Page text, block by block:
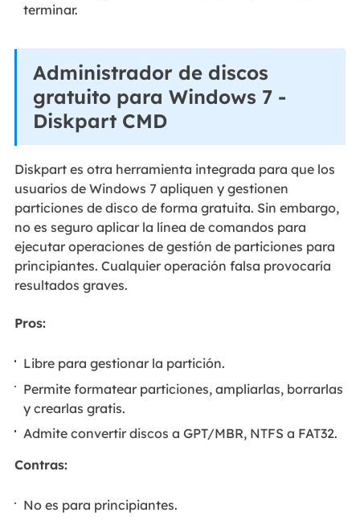
terminar.
Administrador de discos
gratuito para Windows 7 -
Diskpart CMD
Diskpart es otra herramienta integrada para que los
usuarios de Windows 7 apliquen y gestionen
particiones de disco de forma gratuita. Sin embargo,
no es seguro aplicar la línea de comandos para
ejecutar operaciones de gestión de particiones para
principiantes. Cualquier operación falsa provocaría
resultados graves.
Pros:
Libre para gestionar la partición.
Permite formatear particiones, ampliarlas, borrarlas
y crearlas gratis.
Admite convertir discos a GPT/MBR, NTFS a FAT32.
Contras:
No es para principiantes.